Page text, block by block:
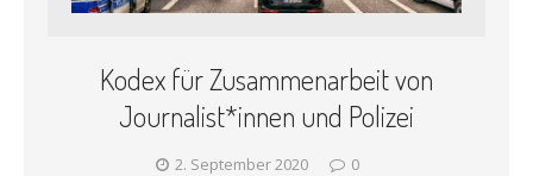
Kodex für Zusammenarbeit von
Journalist*innen und Polizei
2. September 2020 0